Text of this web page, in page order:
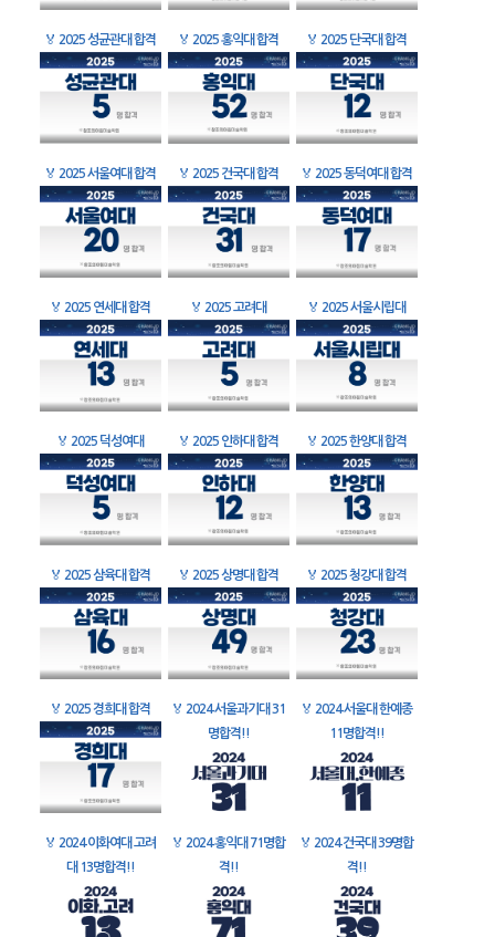
🏅 2025 성균관대 합격 🏅 2025 홍익대 합격 🏅 2025 단국대 합격
🏅 2025 서울여대 합격 🏅 2025 건국대 합격 🏅 2025 동덕여대 합격
🏅 2025 연세대 합격 🏅 2025 고려대 🏅 2025 서울시립대
🏅 2025 덕성여대 🏅 2025 인하대 합격 🏅 2025 한양대 합격
🏅 2025 삼육대 합격 🏅 2025 상명대 합격 🏅 2025 청강대 합격
🏅 2025 경희대 합격 🏅 2024 서울과기대 31
명합격!!
🏅 2024 서울대 한예종
11명합격!!
🏅 2024 이화여대 고려
대 13명합격!!
🏅 2024 홍익대 71명합
격!!
🏅 2024 건국대 39명합
격!!